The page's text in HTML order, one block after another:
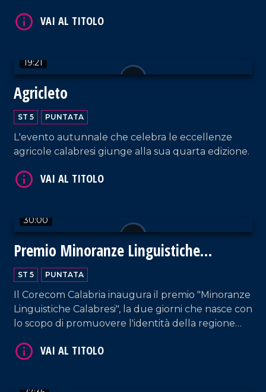
19:21
Agricleto
ST 5 PUNTATA
L'evento autunnale che celebra le eccellenze
agricole calabresi giunge alla sua quarta edizione.
30:00
Premio Minoranze Linguistiche
Calabresi
ST 5 PUNTATA
Il Corecom Calabria inaugura il premio "Minoranze
Linguistiche Calabresi", la due giorni che nasce con
lo scopo di promuovere l'identità della regione
VAI AL TITOLO
VAI AL TITOLO